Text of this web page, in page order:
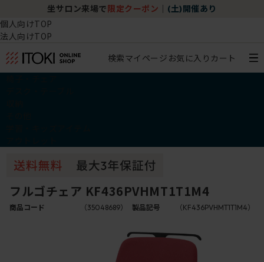
坐サロン来場で 限定クーポン (土)開催あり
個人向けTOP
法人向けTOP
検索マイページ お気に入り カート
フルゴチェア KF436PVHMT1T1M4
商品コード （35048689） 製品記号 （KF436PVHMT1T1M4）